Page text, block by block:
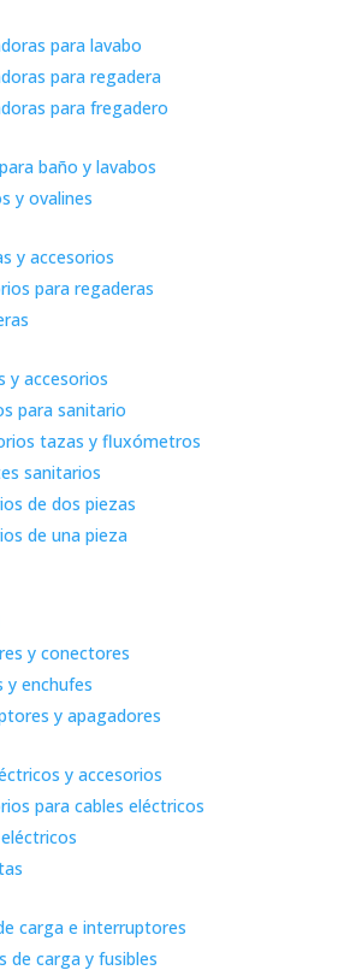
para lavabo
para regadera
para fregadero
baño y lavabos
y ovalines
y accesorios
para regaderas
y accesorios
para sanitario
tazas y fluxómetros
sanitarios
de dos piezas
de una pieza
y conectores
y enchufes
y apagadores
y accesorios
para cables eléctricos
carga e interruptores
de carga y fusibles